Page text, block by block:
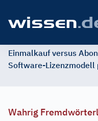
Einmalkauf versus
Software-Lizenzmodell
Wahrig